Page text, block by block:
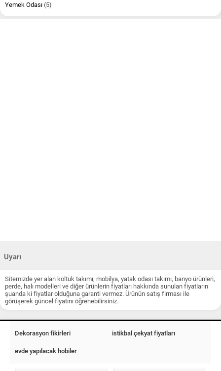
Yemek Odası (5)
Uyarı
Sitemizde yer alan koltuk takımı, mobilya, yatak odası takımı, banyo ürünleri,
perde, halı modelleri ve diğer ürünlerin fiyatları hakkında sunulan fiyatların
şuanda ki fiyatlar olduğuna garanti vermez. Ürünün satış firması ile
görüşerek güncel fiyatını öğrenebilirsiniz.
Dekorasyon fikirleri istikbal çekyat fiyatları
evde yapılacak hobiler